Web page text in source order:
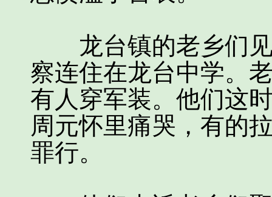
龙台镇的老乡们见
察连住在龙台中学。
有人穿军装。他们这
周元怀里痛哭，有的
罪行。